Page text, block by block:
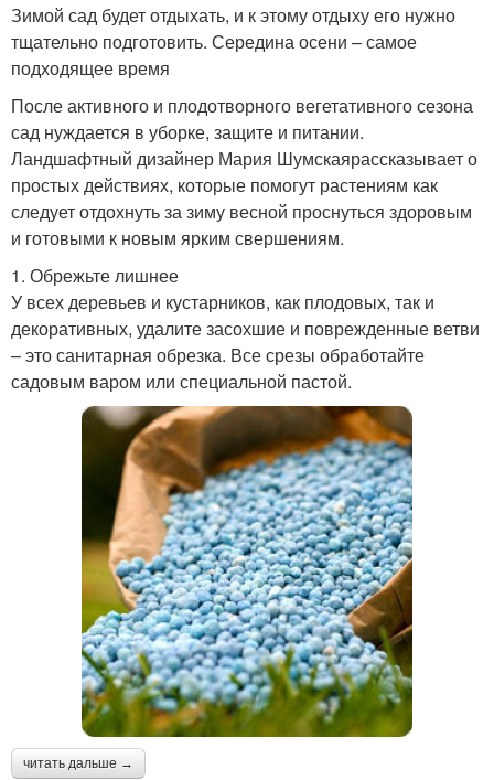
Зимой сад будет отдыхать, и к этому отдыху его нужно
тщательно подготовить. Середина осени – самое
подходящее время
После активного и плодотворного вегетативного сезона
сад нуждается в уборке, защите и питании.
Ландшафтный дизайнер Мария Шумскаярассказывает о
простых действиях, которые помогут растениям как
следует отдохнуть за зиму весной проснуться здоровым
и готовыми к новым ярким свершениям.
1. Обрежьте лишнее
У всех деревьев и кустарников, как плодовых, так и
декоративных, удалите засохшие и поврежденные ветви
– это санитарная обрезка. Все срезы обработайте
садовым варом или специальной пастой.
читать дальше →